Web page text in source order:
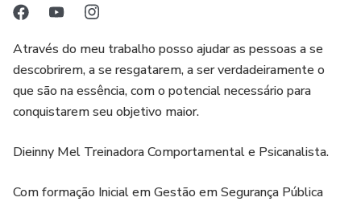
a tomar as medidas necessárias e seguir as orientações do
claro para o crescimento pessoal e a superação de
desafios, permitindo que o usuário alcance seus objetivos e
se torne a melhor versão de si mesmo.
Através do meu trabalho posso ajudar as pessoas a se
descobrirem, a se resgatarem, a ser verdadeiramente o
que são na essência, com o potencial necessário para
conquistarem seu objetivo maior.
Dieinny Mel Treinadora Comportamental e Psicanalista.
Com formação Inicial em Gestão em Segurança Pública